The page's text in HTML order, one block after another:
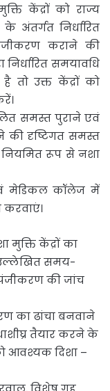
केंद्रों को राज्य
अंतर्गत निर्धारित
कराने की
निर्धारित समयावधि
तो उक्त केंद्रों को
समस्त पुराने एवं
की दृष्टिगत समस्त
रूप से नशा
मेडिकल कॉलेज में
करवाएं।
मुक्ति केंद्रों का
समय-
की जांच
का ढांचा बनवाने
तैयार करने के
आवश्यक दिशा –